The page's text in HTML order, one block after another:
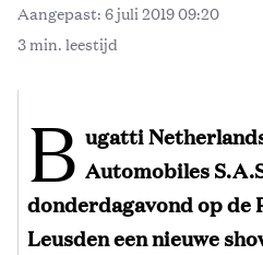
Aangepast: 6 juli 2019 09:20
3 min. leestijd
B ugatti
Automobiles
donderdagavond op de
Leusden een nieuwe